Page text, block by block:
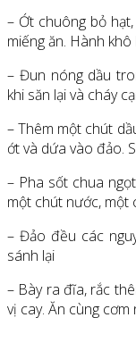
– Ớt chuông bỏ
miếng ăn. Hành
– Đun nóng dầu
khi săn lại và cháy
– Thêm một chút
ớt và dứa vào đảo.
– Pha sốt chua
một chút nước, một
– Đảo đều các
sánh lại
– Bày ra đĩa, rắc
vị cay. Ăn cùng